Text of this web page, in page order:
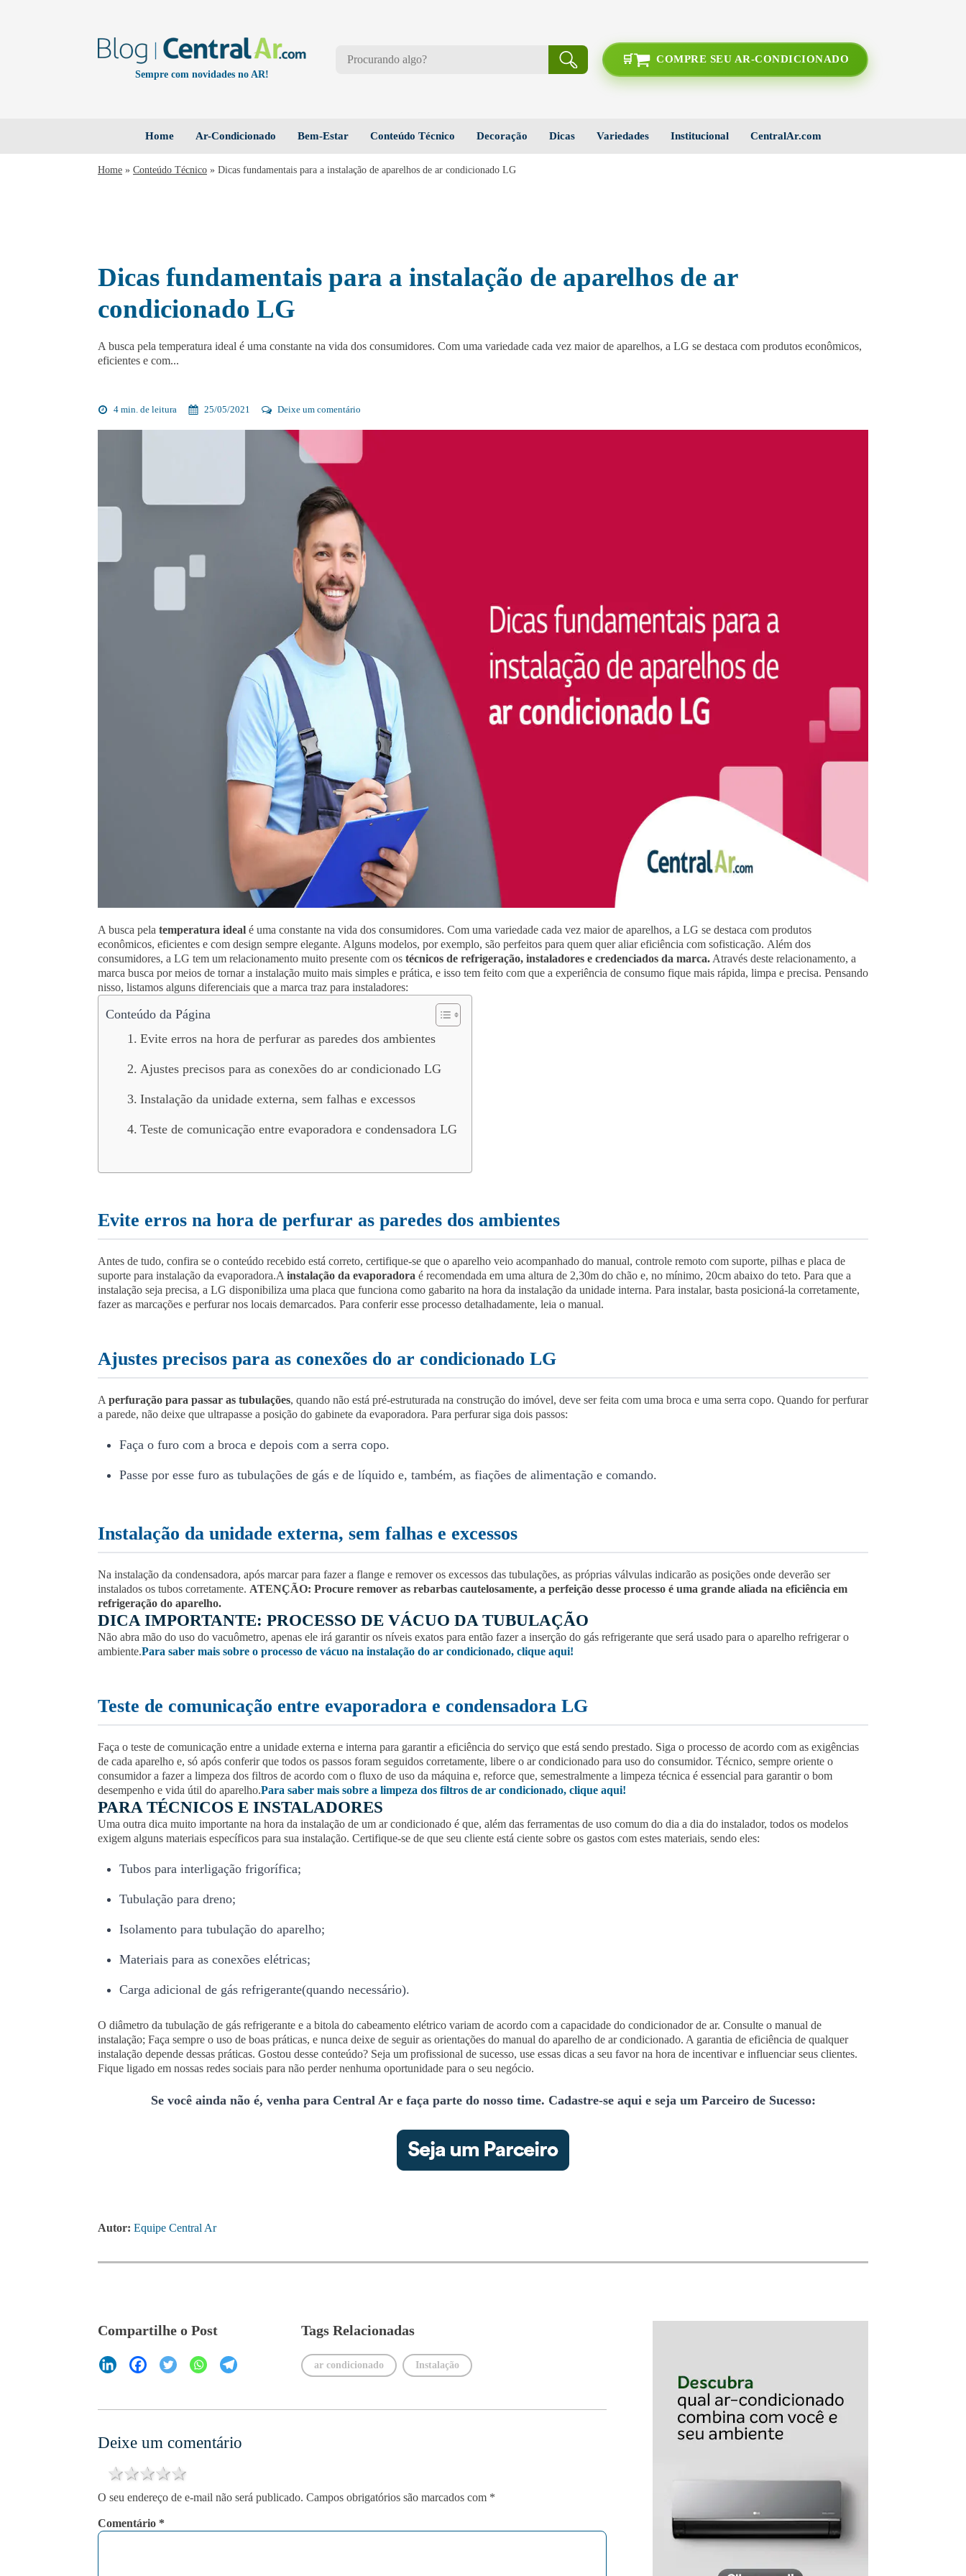
Sempre com novidades no AR!
COMPRE SEU AR-CONDICIONADO
Home Ar-Condicionado Bem-Estar Conteúdo Técnico Decoração Dicas Variedades Institucional CentralAr.com
Home » Conteúdo Técnico » Dicas fundamentais para a instalação de aparelhos de ar condicionado LG
Dicas fundamentais para a instalação de aparelhos de ar
condicionado LG
A busca pela temperatura ideal é uma constante na vida dos consumidores. Com uma variedade cada vez maior de aparelhos, a LG se destaca com produtos econômicos,
eficientes e com...
4 min. de leitura 25/05/2021 Deixe um comentário
A busca pela temperatura ideal é uma constante na vida dos consumidores. Com uma variedade cada vez maior de aparelhos, a LG se destaca com produtos
econômicos, eficientes e com design sempre elegante. Alguns modelos, por exemplo, são perfeitos para quem quer aliar eficiência com sofisticação. Além dos
consumidores, a LG tem um relacionamento muito presente com os técnicos de refrigeração, instaladores e credenciados da marca. Através deste relacionamento, a
marca busca por meios de tornar a instalação muito mais simples e prática, e isso tem feito com que a experiência de consumo fique mais rápida, limpa e precisa. Pensando
nisso, listamos alguns diferenciais que a marca traz para instaladores:
Conteúdo da Página
Evite erros na hora de perfurar as paredes dos ambientes
Ajustes precisos para as conexões do ar condicionado LG
Instalação da unidade externa, sem falhas e excessos
Teste de comunicação entre evaporadora e condensadora LG
Evite erros na hora de perfurar as paredes dos ambientes
Antes de tudo, confira se o conteúdo recebido está correto, certifique-se que o aparelho veio acompanhado do manual, controle remoto com suporte, pilhas e placa de
suporte para instalação da evaporadora.A instalação da evaporadora é recomendada em uma altura de 2,30m do chão e, no mínimo, 20cm abaixo do teto. Para que a
instalação seja precisa, a LG disponibiliza uma placa que funciona como gabarito na hora da instalação da unidade interna. Para instalar, basta posicioná-la corretamente,
fazer as marcações e perfurar nos locais demarcados. Para conferir esse processo detalhadamente, leia o manual.
Ajustes precisos para as conexões do ar condicionado LG
A perfuração para passar as tubulações, quando não está pré-estruturada na construção do imóvel, deve ser feita com uma broca e uma serra copo. Quando for perfurar
a parede, não deixe que ultrapasse a posição do gabinete da evaporadora. Para perfurar siga dois passos:
Faça o furo com a broca e depois com a serra copo.
Passe por esse furo as tubulações de gás e de líquido e, também, as fiações de alimentação e comando.
Instalação da unidade externa, sem falhas e excessos
Na instalação da condensadora, após marcar para fazer a flange e remover os excessos das tubulações, as próprias válvulas indicarão as posições onde deverão ser
instalados os tubos corretamente. ATENÇÃO: Procure remover as rebarbas cautelosamente, a perfeição desse processo é uma grande aliada na eficiência em
refrigeração do aparelho.
DICA IMPORTANTE: PROCESSO DE VÁCUO DA TUBULAÇÃO
Não abra mão do uso do vacuômetro, apenas ele irá garantir os níveis exatos para então fazer a inserção do gás refrigerante que será usado para o aparelho refrigerar o
ambiente.Para saber mais sobre o processo de vácuo na instalação do ar condicionado, clique aqui!
Teste de comunicação entre evaporadora e condensadora LG
Faça o teste de comunicação entre a unidade externa e interna para garantir a eficiência do serviço que está sendo prestado. Siga o processo de acordo com as exigências
de cada aparelho e, só após conferir que todos os passos foram seguidos corretamente, libere o ar condicionado para uso do consumidor. Técnico, sempre oriente o
consumidor a fazer a limpeza dos filtros de acordo com o fluxo de uso da máquina e, reforce que, semestralmente a limpeza técnica é essencial para garantir o bom
desempenho e vida útil do aparelho.Para saber mais sobre a limpeza dos filtros de ar condicionado, clique aqui!
PARA TÉCNICOS E INSTALADORES
Uma outra dica muito importante na hora da instalação de um ar condicionado é que, além das ferramentas de uso comum do dia a dia do instalador, todos os modelos
exigem alguns materiais específicos para sua instalação. Certifique-se de que seu cliente está ciente sobre os gastos com estes materiais, sendo eles:
Tubos para interligação frigorífica;
Tubulação para dreno;
Isolamento para tubulação do aparelho;
Materiais para as conexões elétricas;
Carga adicional de gás refrigerante(quando necessário).
O diâmetro da tubulação de gás refrigerante e a bitola do cabeamento elétrico variam de acordo com a capacidade do condicionador de ar. Consulte o manual de
instalação; Faça sempre o uso de boas práticas, e nunca deixe de seguir as orientações do manual do aparelho de ar condicionado. A garantia de eficiência de qualquer
instalação depende dessas práticas. Gostou desse conteúdo? Seja um profissional de sucesso, use essas dicas a seu favor na hora de incentivar e influenciar seus clientes.
Fique ligado em nossas redes sociais para não perder nenhuma oportunidade para o seu negócio.
Se você ainda não é, venha para Central Ar e faça parte do nosso time. Cadastre-se aqui e seja um Parceiro de Sucesso:
Autor: Equipe Central Ar
Compartilhe o Post Tags Relacionadas
ar condicionado Instalação
Deixe um comentário
4 stars
3 stars
2 stars
1 star
O seu endereço de e-mail não será publicado. Campos obrigatórios são marcados com *
Comentário *